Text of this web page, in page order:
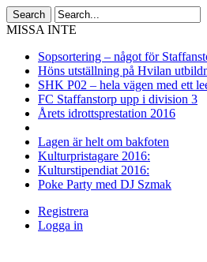
MISSA INTE
Sopsortering – något för
Höns utställning på Hvilan
SHK P02 – hela vägen med ett
FC Staffanstorp upp i division 3
Årets idrottsprestation 2016
Lagen är helt om bakfoten
Kulturpristagare 2016:
Kulturstipendiat 2016:
Poke Party med DJ Szmak
Registrera
Logga in